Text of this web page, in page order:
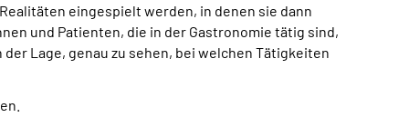
eingespielt werden, in denen sie dann
und Patienten, die in der Gastronomie tätig sind,
Lage, genau zu sehen, bei welchen Tätigkeiten